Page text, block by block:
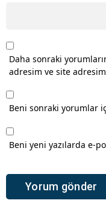
Daha sonraki
adresim ve site
Beni sonraki yorumlar
Beni yeni yazılarda e-